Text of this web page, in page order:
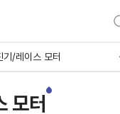
기/레이스 모터
모터